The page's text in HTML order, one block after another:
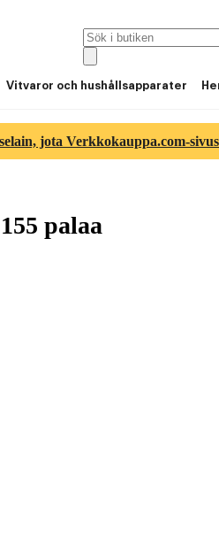
Vitvaror och hushållsapparater
jota Verkkokauppa.com-
palaa